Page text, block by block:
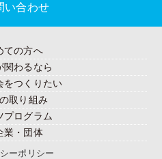
い合わせ
ての方へ
関わるなら
をつくりたい
取り組み
プログラム
業・団体
ーポリシー